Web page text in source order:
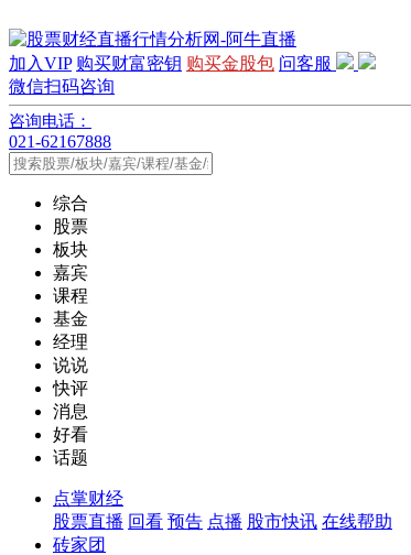
加入VIP 购买财富密钥 购买金股包 问客服
微信扫码咨询
咨询电话：
021-62167888
综合
股票
板块
嘉宾
课程
基金
经理
说说
快评
消息
好看
话题
点掌财经
股票直播 回看 预告 点播 股市快讯 在线帮助
砖家团